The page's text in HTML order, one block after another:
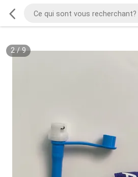
2/9